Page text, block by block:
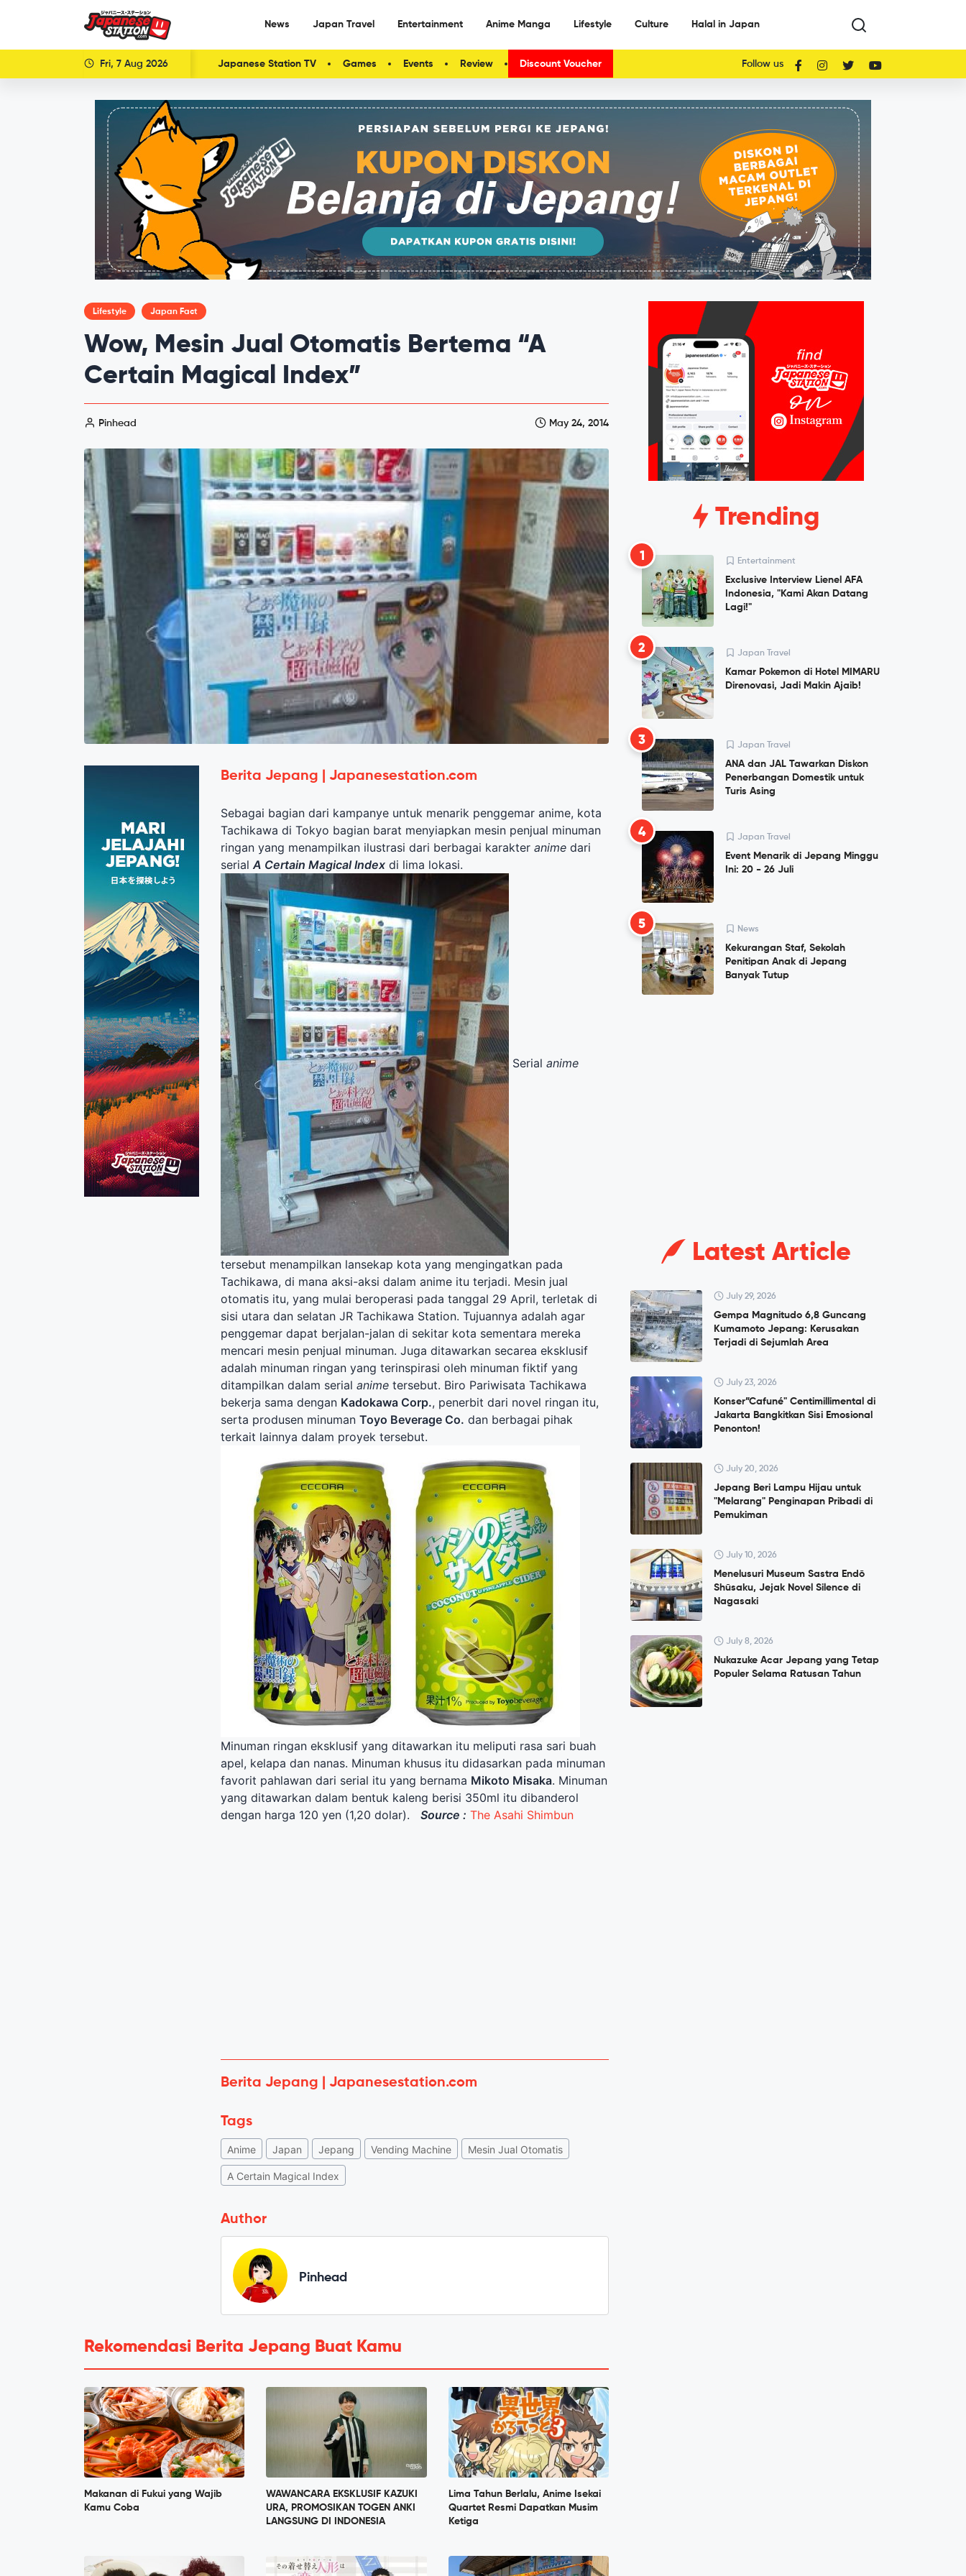
News Japan Travel Entertainment Anime Manga Lifestyle Culture Halal in Japan
Fri, 7 Aug 2026 Japanese Station TV Games Events Review Discount Voucher Follow us
Lifestyle Japan Fact
Wow, Mesin Jual Otomatis Bertema “A
Certain Magical Index”
Pinhead May 24, 2014
Berita Jepang | Japanesestation.com
Sebagai bagian dari kampanye untuk menarik penggemar anime, kota
Tachikawa di Tokyo bagian barat menyiapkan mesin penjual minuman
ringan yang menampilkan ilustrasi dari berbagai karakter anime dari
serial A Certain Magical Index di lima lokasi.
Serial anime
tersebut menampilkan lansekap kota yang mengingatkan pada
Tachikawa, di mana aksi-aksi dalam anime itu terjadi. Mesin jual
otomatis itu, yang mulai beroperasi pada tanggal 29 April, terletak di
sisi utara dan selatan JR Tachikawa Station. Tujuannya adalah agar
penggemar dapat berjalan-jalan di sekitar kota sementara mereka
mencari mesin penjual minuman. Juga ditawarkan secarea eksklusif
adalah minuman ringan yang terinspirasi oleh minuman fiktif yang
ditampilkan dalam serial anime tersebut. Biro Pariwisata Tachikawa
bekerja sama dengan Kadokawa Corp., penerbit dari novel ringan itu,
serta produsen minuman Toyo Beverage Co. dan berbagai pihak
terkait lainnya dalam proyek tersebut.
Minuman ringan eksklusif yang ditawarkan itu meliputi rasa sari buah
apel, kelapa dan nanas. Minuman khusus itu didasarkan pada minuman
favorit pahlawan dari serial itu yang bernama Mikoto Misaka. Minuman
yang ditawarkan dalam bentuk kaleng berisi 350ml itu dibanderol
dengan harga 120 yen (1,20 dolar). Source : The Asahi Shimbun
Berita Jepang | Japanesestation.com
Tags
Anime Japan Jepang Vending Machine Mesin Jual Otomatis
A Certain Magical Index
Author
Pinhead
Rekomendasi Berita Jepang Buat Kamu
Makanan di Fukui yang Wajib
Kamu Coba
WAWANCARA EKSKLUSIF KAZUKI
URA, PROMOSIKAN TOGEN ANKI
LANGSUNG DI INDONESIA
Lima Tahun Berlalu, Anime Isekai
Quartet Resmi Dapatkan Musim
Ketiga
Trending
1 Entertainment
Exclusive Interview Lienel AFA
Indonesia, "Kami Akan Datang
Lagi!"
2 Japan Travel
Kamar Pokemon di Hotel MIMARU
Direnovasi, Jadi Makin Ajaib!
3 Japan Travel
ANA dan JAL Tawarkan Diskon
Penerbangan Domestik untuk
Turis Asing
4 Japan Travel
Event Menarik di Jepang Minggu
Ini: 20 - 26 Juli
5 News
Kekurangan Staf, Sekolah
Penitipan Anak di Jepang
Banyak Tutup
Latest Article
July 29, 2026
Gempa Magnitudo 6,8 Guncang
Kumamoto Jepang: Kerusakan
Terjadi di Sejumlah Area
July 23, 2026
Konser”Cafuné" Centimillimental di
Jakarta Bangkitkan Sisi Emosional
Penonton!
July 20, 2026
Jepang Beri Lampu Hijau untuk
"Melarang" Penginapan Pribadi di
Pemukiman
July 10, 2026
Menelusuri Museum Sastra Endō
Shūsaku, Jejak Novel Silence di
Nagasaki
July 8, 2026
Nukazuke Acar Jepang yang Tetap
Populer Selama Ratusan Tahun